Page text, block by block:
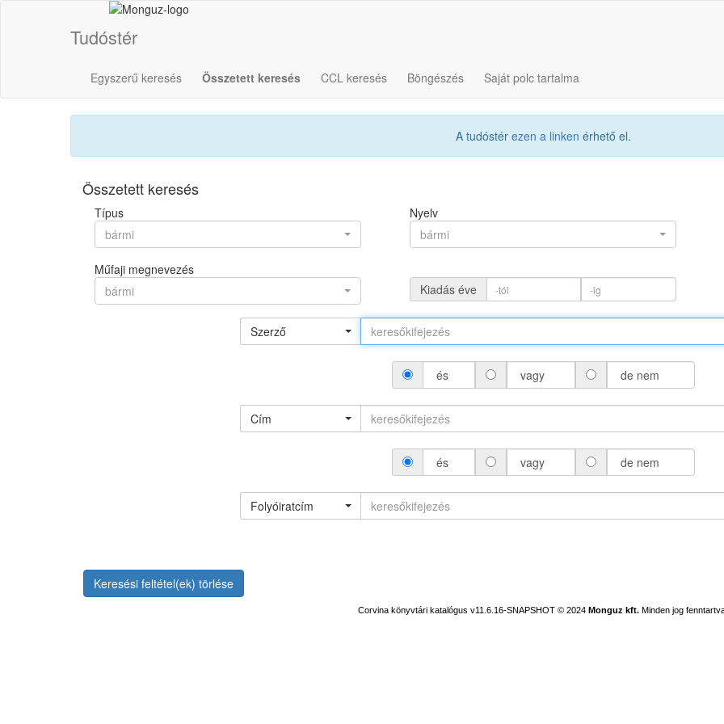
Tudóstér
Egyszerű keresés Összetett keresés CCL keresés Böngészés Saját polc tartalma
A tudóstér ezen a linken érhető el.
Összetett keresés
Típus
bármi
Nyelv
bármi
Műfaji megnevezés
bármi
Kiadás éve
Szerző
és vagy de nem
Cím
és vagy de nem
Folyóiratcím
Keresési feltétel(ek) törlése
Corvina könyvtári katalógus v11.6.16-SNAPSHOT © 2024 Monguz kft. Minden jog